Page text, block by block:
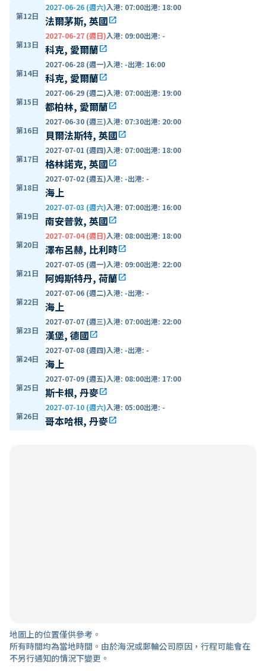
第12日
2027-06-26 (週六)入港: 07:00出港: 18:00
法爾茅斯, 英國open_in_new
第13日
2027-06-27 (週日)入港: 09:00出港: -
科克, 愛爾蘭open_in_new
第14日
2027-06-28 (週一)入港: -出港: 16:00
科克, 愛爾蘭open_in_new
第15日
2027-06-29 (週二)入港: 07:00出港: 19:00
都柏林, 愛爾蘭open_in_new
第16日
2027-06-30 (週三)入港: 07:30出港: 20:00
貝爾法斯特, 英國open_in_new
第17日
2027-07-01 (週四)入港: 07:00出港: 18:00
格林諾克, 英國open_in_new
第18日
2027-07-02 (週五)入港: -出港: -
海上
第19日
2027-07-03 (週六)入港: 07:00出港: 16:00
南安普敦, 英國open_in_new
第20日
2027-07-04 (週日)入港: 08:00出港: 18:00
澤布呂赫, 比利時open_in_new
第21日
2027-07-05 (週一)入港: 09:00出港: 22:00
阿姆斯特丹, 荷蘭open_in_new
第22日
2027-07-06 (週二)入港: -出港: -
海上
第23日
2027-07-07 (週三)入港: 07:00出港: 22:00
漢堡, 德國open_in_new
第24日
2027-07-08 (週四)入港: -出港: -
海上
第25日
2027-07-09 (週五)入港: 08:00出港: 17:00
斯卡根, 丹麥open_in_new
第26日
2027-07-10 (週六)入港: 05:00出港: -
哥本哈根, 丹麥open_in_new
地圖上的位置僅供參考。
所有時間均為當地時間。由於海況或郵輪公司原因，行程可能會在
不另行通知的情況下變更。